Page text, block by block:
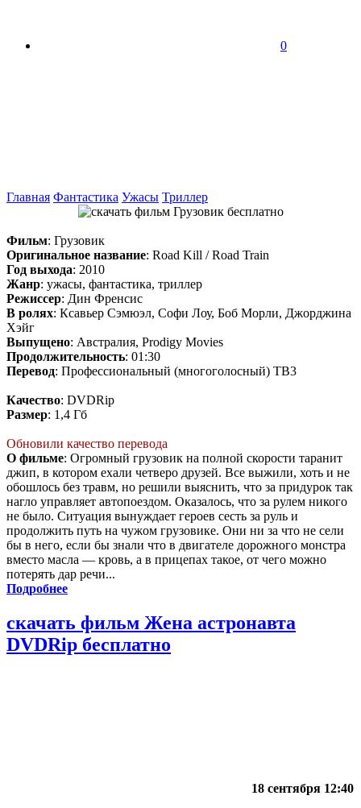
0
Главная Фантастика Ужасы Триллер
Фильм: Грузовик
Оригинальное название: Road Kill / Road Train
Год выхода: 2010
Жанр: ужасы, фантастика, триллер
Режиссер: Дин Френсис
В ролях: Ксавьер Сэмюэл, Софи Лоу, Боб Морли, Джорджина
Хэйг
Выпущено: Австралия, Prodigy Movies
Продолжительность: 01:30
Перевод: Профессиональный (многоголосный) ТВ3
Качество: DVDRip
Размер: 1,4 Гб
Обновили качество перевода
О фильме: Огромный грузовик на полной скорости таранит
джип, в котором ехали четверо друзей. Все выжили, хоть и не
обошлось без травм, но решили выяснить, что за придурок так
нагло управляет автопоездом. Оказалось, что за рулем никого
не было. Ситуация вынуждает героев сесть за руль и
продолжить путь на чужом грузовике. Они ни за что не сели
бы в него, если бы знали что в двигателе дорожного монстра
вместо масла — кровь, а в прицепах такое, от чего можно
потерять дар речи...
Подробнее
скачать фильм Жена астронавта
DVDRip бесплатно
18 сентября 12:40